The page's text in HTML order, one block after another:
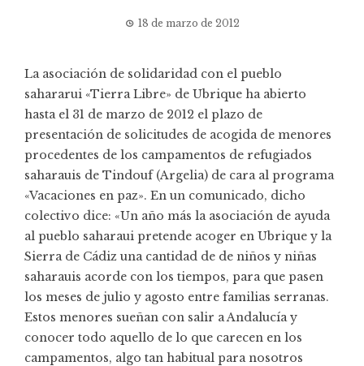
18 de marzo de 2012
La asociación de solidaridad con el pueblo
sahararui «Tierra Libre» de Ubrique ha abierto
hasta el 31 de marzo de 2012 el plazo de
presentación de solicitudes de acogida de menores
procedentes de los campamentos de refugiados
saharauis de Tindouf (Argelia) de cara al programa
«Vacaciones en paz». En un comunicado, dicho
colectivo dice: «Un año más la asociación de ayuda
al pueblo saharaui pretende acoger en Ubrique y la
Sierra de Cádiz una cantidad de de niños y niñas
saharauis acorde con los tiempos, para que pasen
los meses de julio y agosto entre familias serranas.
Estos menores sueñan con salir a Andalucía y
conocer todo aquello de lo que carecen en los
campamentos, algo tan habitual para nosotros